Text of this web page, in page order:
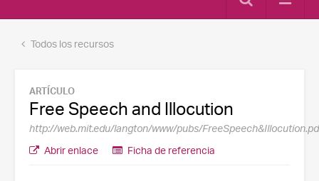
Todos los recursos
ARTÍCULO
Free Speech and Illocution
http://web.mit.edu/langton/www/pubs/
Abrir enlace
Ficha de referencia